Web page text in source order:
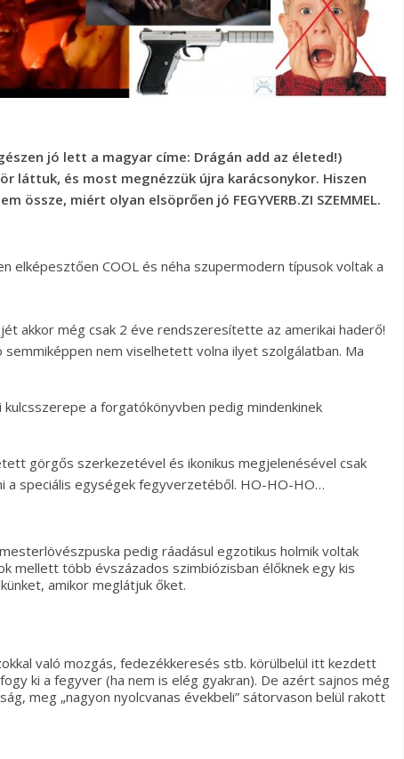
jó lett a magyar címe: Drágán add az életed!)
láttuk, és most megnézzük újra karácsonykor. Hiszen
miért olyan elsöprően jó FEGYVERB.ZI SZEMMEL.
elképesztően COOL és néha szupermodern típusok voltak a
akkor még csak 2 éve rendszeresítette az amerikai haderő!
nem viselhetett volna ilyet szolgálatban. Ma
a forgatókönyvben pedig mindenkinek
görgős szerkezetével és ikonikus megjelenésével csak
a speciális egységek fegyverzetéből. HO-HO-HO…
pedig ráadásul egzotikus holmik voltak
mellett több évszázados szimbiózisban élőknek egy kis
amikor meglátjuk őket.
való mozgás, fedezékkeresés stb. körülbelül itt kezdett
ki a fegyver (ha nem is elég gyakran). De azért sajnos még
meg „nagyon nyolcvanas évekbeli” sátorvason belül rakott